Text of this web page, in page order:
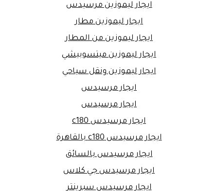
ايجار ليموزين مرسيدس
ايجار ليموزين مطار
ايجار ليموزين من المطار
ايجار ليموزين ميتسوبيشي
ايجار ليموزين ونقل سياحي
ايجار مرسيدس
ايجار مرسيدس
ايجار مرسيدس c180
ايجار مرسيدس c180 بالقاهرة
ايجار مرسيدس بالسائق
ايجار مرسيدس جي كلاس
ايجار مرسيدس سبرينتر